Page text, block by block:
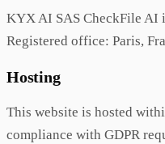
KYX AI SAS CheckFile AI
Registered office: Paris,
Hosting
This website is hosted
compliance with GDPR